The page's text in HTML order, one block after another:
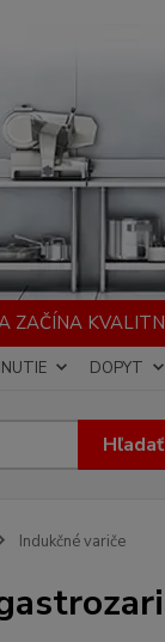
ZAČÍNA
DOPYT
Hľadať
Indukčné variče